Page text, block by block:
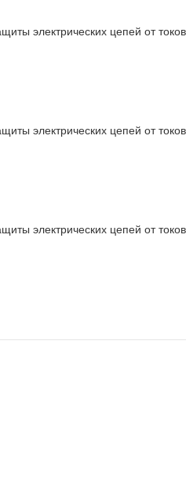
цепей от токов
цепей от токов
цепей от токов